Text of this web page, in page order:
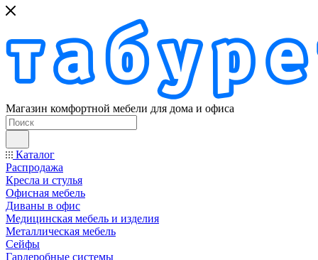
Магазин комфортной мебели для дома и офиса
Каталог
Распродажа
Кресла и стулья
Офисная мебель
Диваны в офис
Медицинская мебель и изделия
Металлическая мебель
Сейфы
Гардеробные системы